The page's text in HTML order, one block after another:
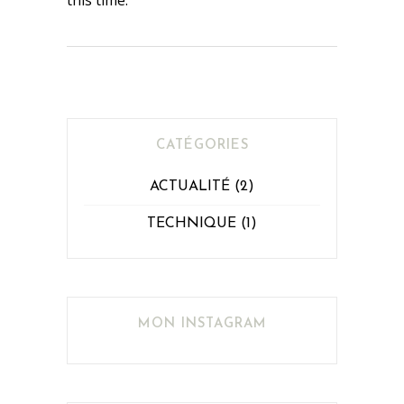
CATÉGORIES
ACTUALITÉ (2)
TECHNIQUE (1)
MON INSTAGRAM